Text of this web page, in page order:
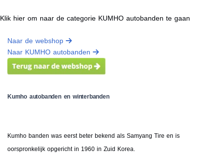
Klik hier om naar de categorie KUMHO autobanden te gaan
Naar de webshop
Naar KUMHO autobanden
Kumho autobanden en winterbanden
Kumho banden was eerst beter bekend als Samyang Tire en is
oorspronkelijk opgericht in 1960 in Zuid Korea.